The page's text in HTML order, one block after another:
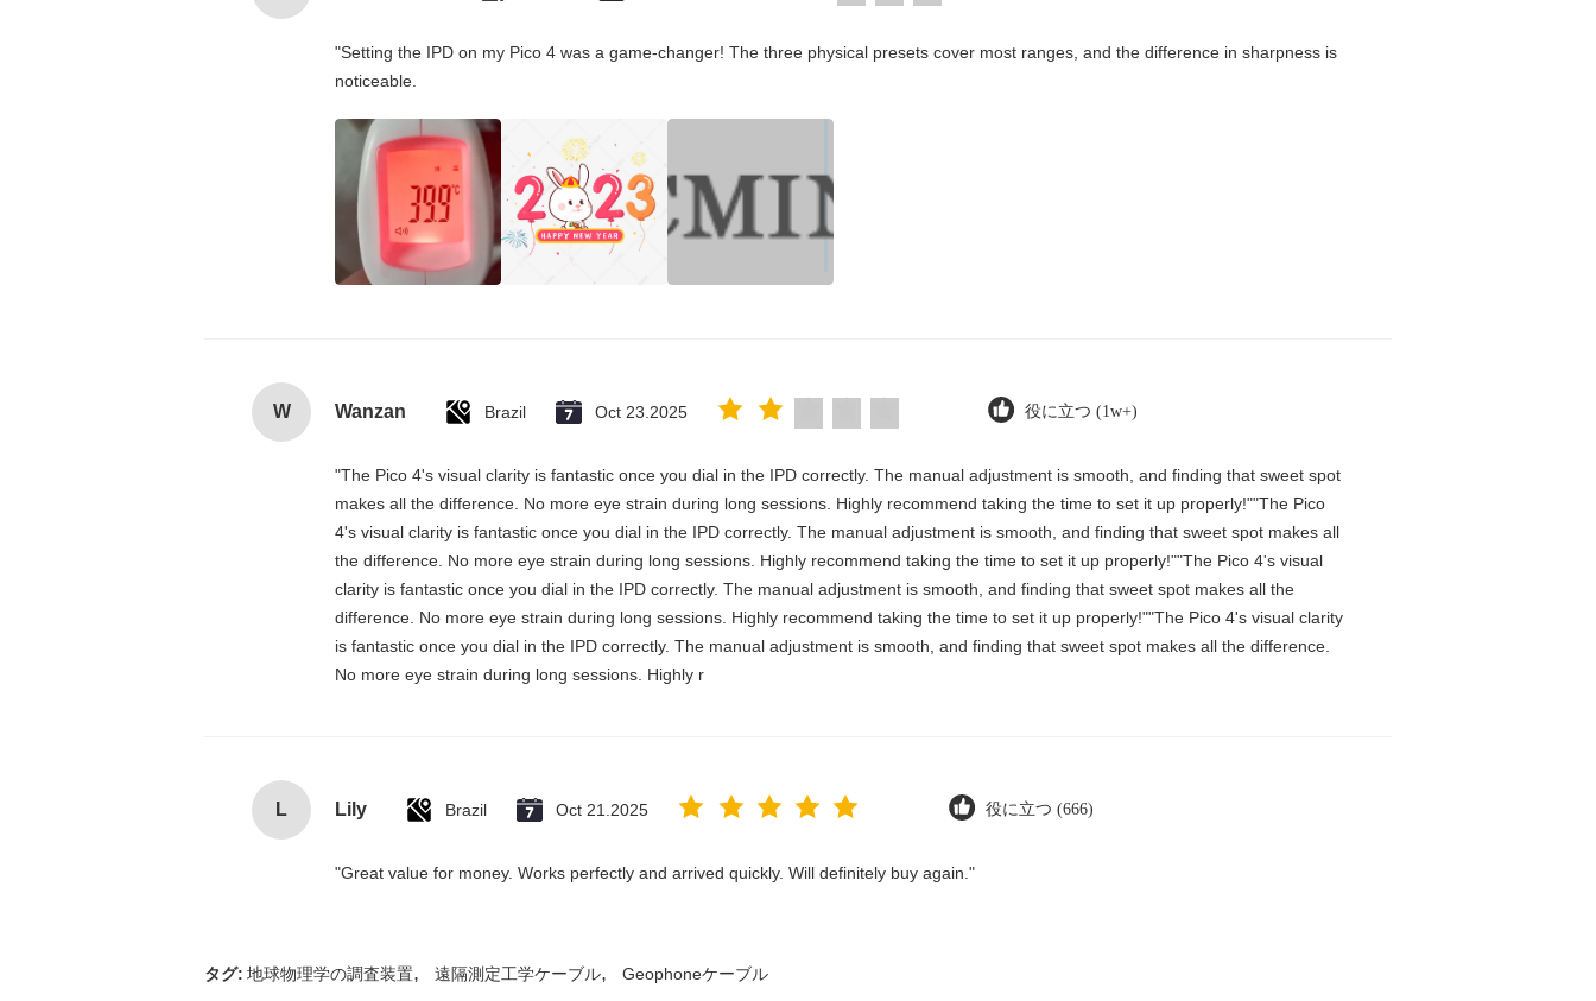
"Setting the IPD on my Pico 4 was a game-changer! The three physical presets cover most ranges, and the difference in sharpness is
noticeable.
W Wanzan Brazil Oct 23.2025 役に立つ (1w+)
"The Pico 4's visual clarity is fantastic once you dial in the IPD correctly. The manual adjustment is smooth, and finding that sweet spot
makes all the difference. No more eye strain during long sessions. Highly recommend taking the time to set it up properly!""The Pico
4's visual clarity is fantastic once you dial in the IPD correctly. The manual adjustment is smooth, and finding that sweet spot makes all
the difference. No more eye strain during long sessions. Highly recommend taking the time to set it up properly!""The Pico 4's visual
clarity is fantastic once you dial in the IPD correctly. The manual adjustment is smooth, and finding that sweet spot makes all the
difference. No more eye strain during long sessions. Highly recommend taking the time to set it up properly!""The Pico 4's visual clarity
is fantastic once you dial in the IPD correctly. The manual adjustment is smooth, and finding that sweet spot makes all the difference.
No more eye strain during long sessions. Highly r
L Lily Brazil Oct 21.2025 役に立つ (666)
"Great value for money. Works perfectly and arrived quickly. Will definitely buy again."
タグ: 地球物理学の調査装置, 遠隔測定工学ケーブル, Geophoneケーブル